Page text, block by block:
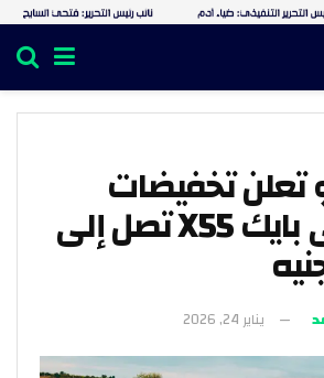
تعلن تخفيضات
جديدة على بايك X55 تصل إلى
يناير 24, 2026